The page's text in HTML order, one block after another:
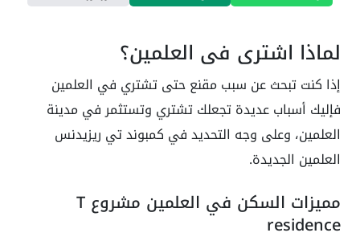
لماذا اشتري في العلمين؟
إذا كنت تبحث عن سبب مقنع حتى تشتري في العلمين
فإليك أسباب عديدة تجعلك تشتري وتستثمر في مدينة
العلمين، وعلى وجه التحديد في كمبوند تي ريزيدنس
العلمين الجديدة.
مميزات السكن في العلمين مشروع T
residence